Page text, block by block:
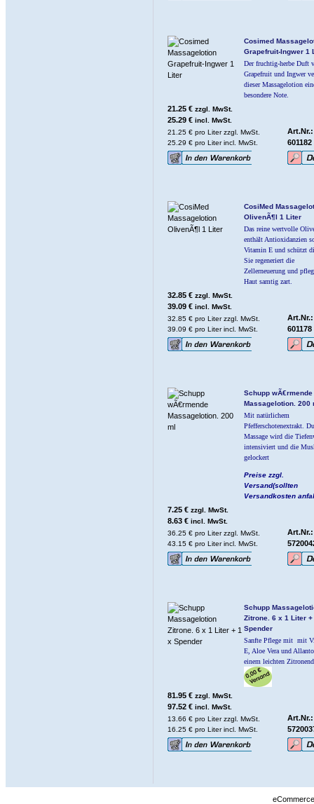
Cosimed
Grapefruit-Ingwer 1
Der fruchtig-herbe Duft
Grapefruit und Ingwer
dieser Massagelotion
besondere Note.
21.25 € zzgl. MwSt.
25.29 € incl. MwSt.
Art.Nr.:
601182
21.25 € pro Liter zzgl. MwSt.
25.29 € pro Liter incl. MwSt.
CosiMed
OlivenÃ¶l 1 Liter
Das reine wertvolle
enthält Antioxidanzien
Vitamin E und schützt
Sie regeneriert die
Zellerneuerung und
Haut samtig zart.
32.85 € zzgl. MwSt.
39.09 € incl. MwSt.
Art.Nr.:
601178
32.85 € pro Liter zzgl. MwSt.
39.09 € pro Liter incl. MwSt.
Schupp wÃ€rmende
Massagelotion. 200
Mit natürlichem
Pfefferschotenextrakt.
Massage wird die
intensiviert und die
gelockert
Preise zzgl.
Versand(sollten
Versandkosten
7.25 € zzgl. MwSt.
8.63 € incl. MwSt.
Art.Nr.:
36.25 € pro Liter zzgl. MwSt.
43.15 € pro Liter incl. MwSt.
Schupp
Zitrone. 6 x 1 Liter +
Spender
Sanfte Pflege mit mit
E, Aloe Vera und
einem leichten
81.95 € zzgl. MwSt.
97.52 € incl. MwSt.
Art.Nr.:
13.66 € pro Liter zzgl. MwSt.
16.25 € pro Liter incl. MwSt.